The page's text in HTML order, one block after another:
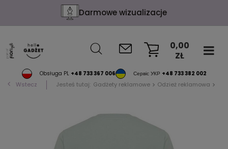
Darmowe wizualizacje
Obsługa PL +48 733 367 006 Сервіс УКР +48 733 382 002
0,00
ZŁ
Wstecz Jesteś tutaj: Gadżety reklamowe Odzież reklamowa